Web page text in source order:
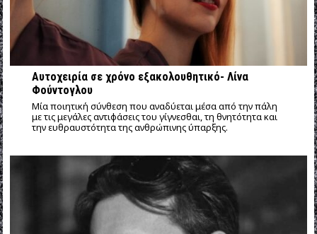
Αυτοχειρία σε χρόνο εξακολουθητικό- Λίνα
Φούντογλου
Mία ποιητική σύνθεση που αναδύεται μέσα από την πάλη
με τις μεγάλες αντιφάσεις του γίγνεσθαι, τη θνητότητα και
την ευθραυστότητα της ανθρώπινης ύπαρξης.